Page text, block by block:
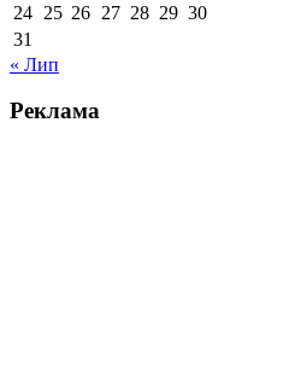
24 25 26 27 28 29 30
31
« Лип
Реклама